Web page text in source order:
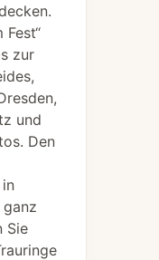
Fest“
zur
und
Den
Sie